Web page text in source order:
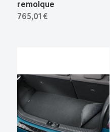
remolque
765,01 €